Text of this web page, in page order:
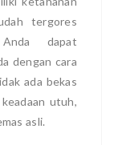
tergores
dapat
dengan cara
ada bekas
utuh,
asli.